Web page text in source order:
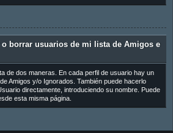
o borrar usuarios de mi lista de Amigos e
de dos maneras. En cada perfil de usuario hay un
Amigos y/o Ignorados. También puede hacerlo
directamente, introduciendo su nombre. Puede
esta misma página.